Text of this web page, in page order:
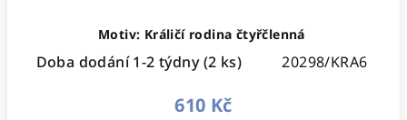
Motiv: Králičí rodina čtyřčlenná
Doba dodání 1-2 týdny(2 ks) 20298/KRA6
610 Kč